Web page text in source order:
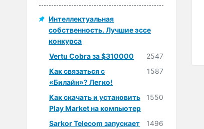
Интеллектуальная
собственность. Лучшие эссе
конкурса
Vertu Cobra за $310000
2547
Как связаться с
«Билайн»? Легко!
1587
Как скачать и установить
Play Market на компьютер
1550
Sarkor Telecom запускает
1496